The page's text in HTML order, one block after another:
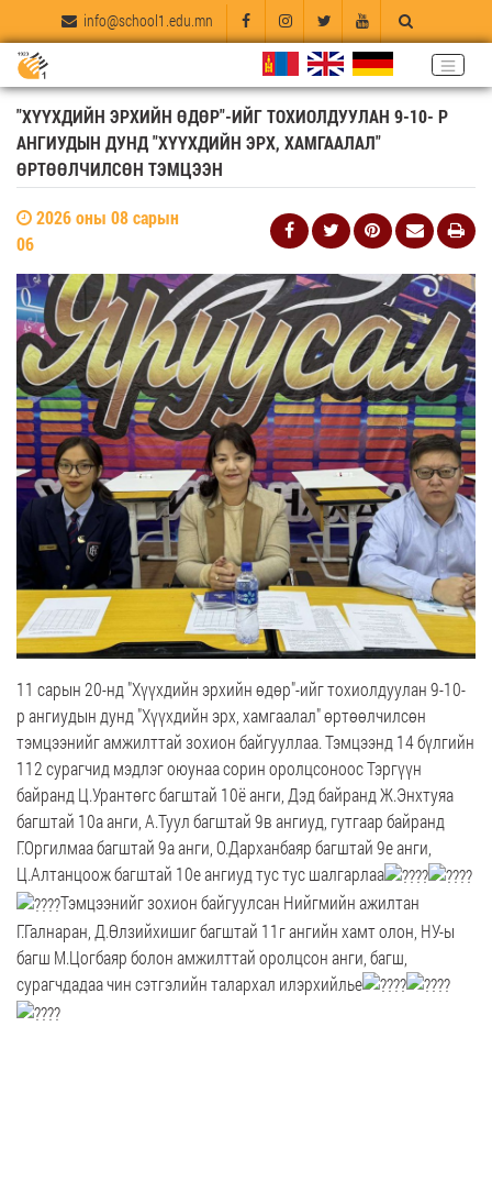
info@school1.edu.mn
"ХҮҮХДИЙН ЭРХИЙН ӨДӨР"-ИЙГ ТОХИОЛДУУЛАН 9-10- Р
АНГИУДЫН ДУНД "ХҮҮХДИЙН ЭРХ, ХАМГААЛАЛ"
ӨРТӨӨЛЧИЛСӨН ТЭМЦЭЭН
2026 оны 08 сарын
06
11 сарын 20-нд "Хүүхдийн эрхийн өдөр"-ийг тохиолдуулан 9-10-
р ангиудын дунд "Хүүхдийн эрх, хамгаалал" өртөөлчилсөн
тэмцээнийг амжилттай зохион байгууллаа. Тэмцээнд 14 бүлгийн
112 сурагчид мэдлэг оюунаа сорин оролцсоноос Тэргүүн
байранд Ц.Урантөгс багштай 10ё анги, Дэд байранд Ж.Энхтуяа
багштай 10а анги, А.Туул багштай 9в ангиуд, гутгаар байранд
Г.Оргилмаа багштай 9а анги, О.Дарханбаяр багштай 9е анги,
Ц.Алтанцоож багштай 10е ангиуд тус тус шалгарлаа
Тэмцээнийг зохион байгуулсан Нийгмийн ажилтан
Г.Галнаран, Д.Өлзийхишиг багштай 11г ангийн хамт олон, НУ-ы
багш М.Цогбаяр болон амжилттай оролцсон анги, багш,
сурагчдадаа чин сэтгэлийн талархал илэрхийлье